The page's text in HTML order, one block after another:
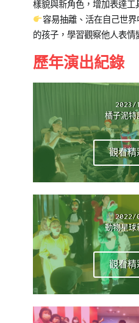
樣貌與新角色，增加表達工
容易抽離、活在自己世
的孩子，學習觀察他人表情
歷年演出紀錄
2023/
橘子泥特
觀看精
2022/
動物星球
觀看精